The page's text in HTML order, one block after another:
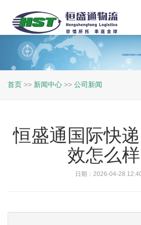
首页 >> 新闻中心 >> 公司新闻
恒盛通国际快
效怎么样
日期：2026-04-28